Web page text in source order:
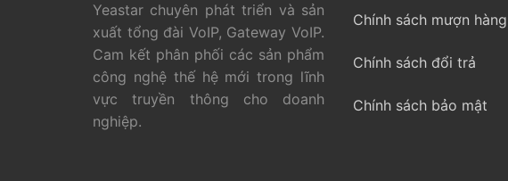
Yeastar chuyên phát triển và sản
xuất tổng đài VoIP, Gateway VoIP.
Cam kết phân phối các sản phẩm
công nghệ thế hệ mới trong lĩnh
vực truyền thông cho doanh
nghiệp.
Chính sách mượn hàng
Chính sách đổi trả
Chính sách bảo mật